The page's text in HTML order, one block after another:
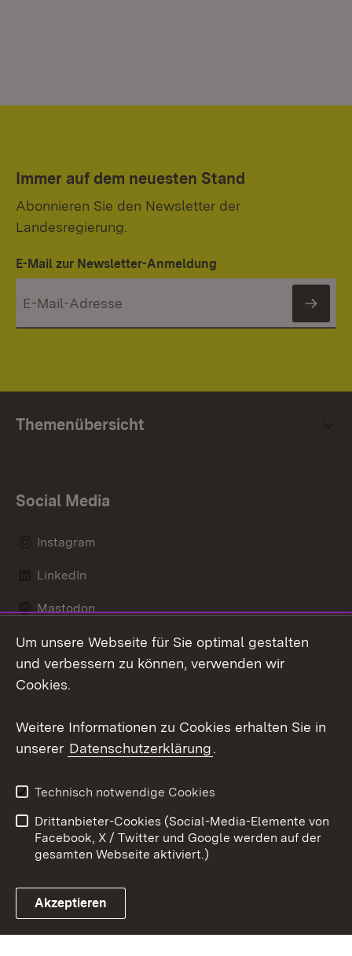
Immer auf dem neuesten Stand
Abonnieren Sie den Newsletter der
Landesregierung.
E-Mail zur Newsletter-Anmeldung
Themenübersicht
Social Media
Instagram
LinkedIn
Mastodon
Messenger
Link zum Landesportal
Kontakt
Impressum
Cookies
Um unsere Webseite für Sie optimal gestalten
und verbessern zu können, verwenden wir
Cookies.
Weitere Informationen zu Cookies erhalten Sie in
unserer Datenschutzerklärung.
Technisch notwendige Cookies
Drittanbieter-Cookies (Social-Media-Elemente von
Facebook, X / Twitter und Google werden auf der
gesamten Webseite aktiviert.)
Akzeptieren